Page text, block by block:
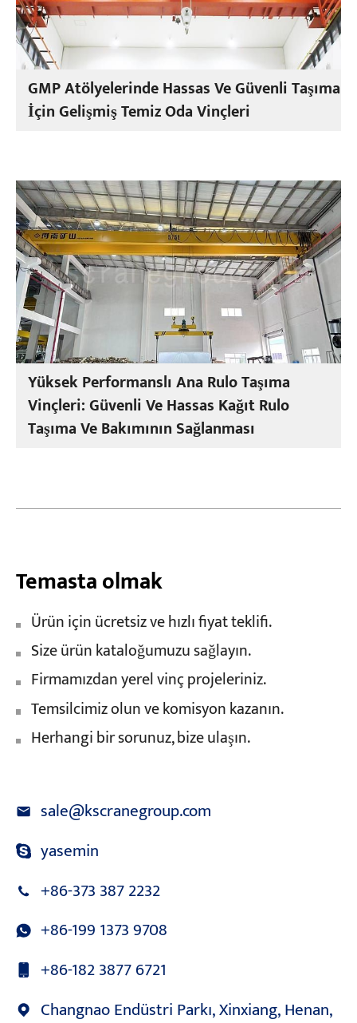
GMP Atölyelerinde Hassas Ve Güvenli Taşıma
İçin Gelişmiş Temiz Oda Vinçleri
Yüksek Performanslı Ana Rulo Taşıma
Vinçleri: Güvenli Ve Hassas Kağıt Rulo
Taşıma Ve Bakımının Sağlanması
Temasta olmak
Ürün için ücretsiz ve hızlı fiyat teklifi.
Size ürün kataloğumuzu sağlayın.
Firmamızdan yerel vinç projeleriniz.
Temsilcimiz olun ve komisyon kazanın.
Herhangi bir sorunuz, bize ulaşın.
sale@kscranegroup.com
yasemin
+86-373 387 2232
+86-199 1373 9708
+86-182 3877 6721
Changnao Endüstri Parkı, Xinxiang, Henan,